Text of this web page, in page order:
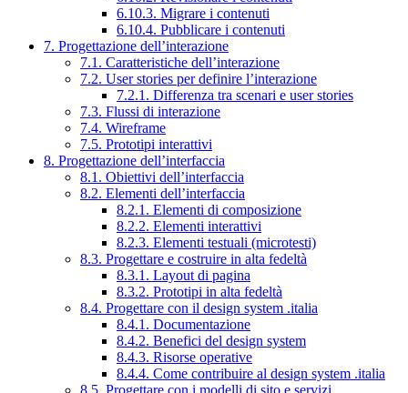
6.10.3. Migrare i contenuti
6.10.4. Pubblicare i contenuti
7. Progettazione dell’interazione
7.1. Caratteristiche dell’interazione
7.2. User stories per definire l’interazione
7.2.1. Differenza tra scenari e user stories
7.3. Flussi di interazione
7.4. Wireframe
7.5. Prototipi interattivi
8. Progettazione dell’interfaccia
8.1. Obiettivi dell’interfaccia
8.2. Elementi dell’interfaccia
8.2.1. Elementi di composizione
8.2.2. Elementi interattivi
8.2.3. Elementi testuali (microtesti)
8.3. Progettare e costruire in alta fedeltà
8.3.1. Layout di pagina
8.3.2. Prototipi in alta fedeltà
8.4. Progettare con il design system .italia
8.4.1. Documentazione
8.4.2. Benefici del design system
8.4.3. Risorse operative
8.4.4. Come contribuire al design system .italia
8.5. Progettare con i modelli di sito e servizi